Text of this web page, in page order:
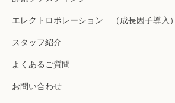
エレクトロポレーション （成長因子導入）
スタッフ紹介
よくあるご質問
お問い合わせ